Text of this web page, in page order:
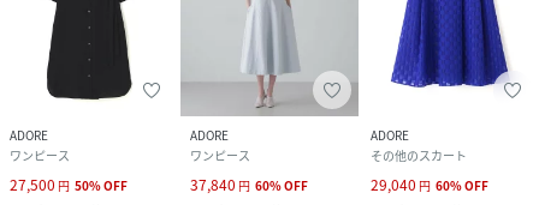
ADORE
ワンピース
27,500 円 50%OFF
ADORE
ワンピース
37,840 円 60%OFF
ADORE
その他のスカート
29,040 円 60%OFF